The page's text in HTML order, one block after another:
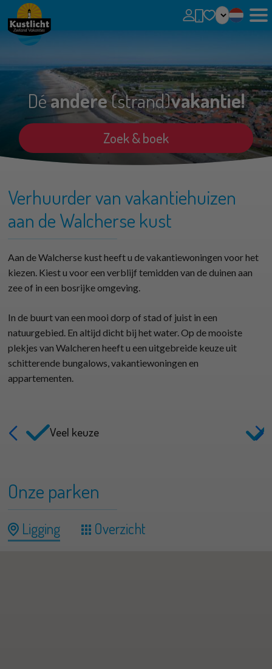
Geen favorieten
U kunt zoekopdrachten, parken en huizen toevoegen aan uw favorieten door op het
te klikken.
Déandere(strand)vakantie!
Zoek & boek
Verhuurder van vakantiehuizen
aan de Walcherse kust
Aan de Walcherse kust heeft u de vakantiewoningen voor het
kiezen. Kiest u voor een verblijf temidden van de duinen aan
zee of in een bosrijke omgeving.
In de buurt van een mooi dorp of stad of juist in een
natuurgebied. En altijd dicht bij het water. Op de mooiste
plekjes van Walcheren heeft u een uitgebreide keuze uit
schitterende bungalows, vakantiewoningen en
appartementen.
Veel keuze
Onze parken
Ligging Overzicht